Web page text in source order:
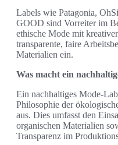
Labels wie Patagonia,
GOOD sind Vorreiter im
ethische Mode mit
transparente, faire
Materialien ein.
Was macht ein
Ein nachhaltiges Mode-
Philosophie der
aus. Dies umfasst den
organischen Materialien
Transparenz im